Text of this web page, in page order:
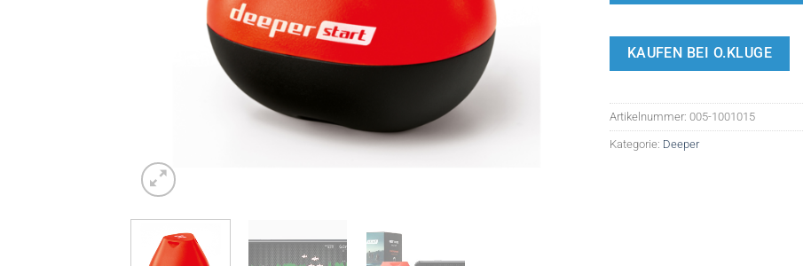
KAUFEN BEI O.KLUGE
Artikelnummer: 005-1001015
Kategorie: Deeper